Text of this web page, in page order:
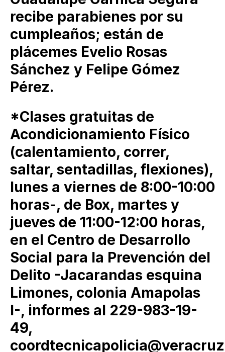
recibe parabienes por su
cumpleaños; están de
plácemes Evelio Rosas
Sánchez y Felipe Gómez
Pérez.
*Clases gratuitas de
Acondicionamiento Físico
(calentamiento, correr,
saltar, sentadillas, flexiones),
lunes a viernes de 8:00-10:00
horas-, de Box, martes y
jueves de 11:00-12:00 horas,
en el Centro de Desarrollo
Social para la Prevención del
Delito -Jacarandas esquina
Limones, colonia Amapolas
I-, informes al 229-983-19-
49,